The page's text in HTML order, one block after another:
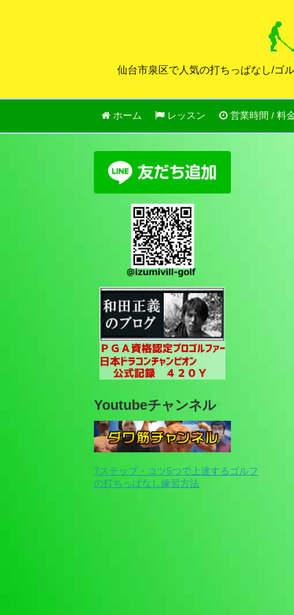
仙台市泉区で人気の打ちっぱなし/ゴ
ホーム レッスン 営業時間 / 料
Youtubeチャンネル
7ステップ・コツ5つで上達するゴルフ
の打ちっぱなし練習方法